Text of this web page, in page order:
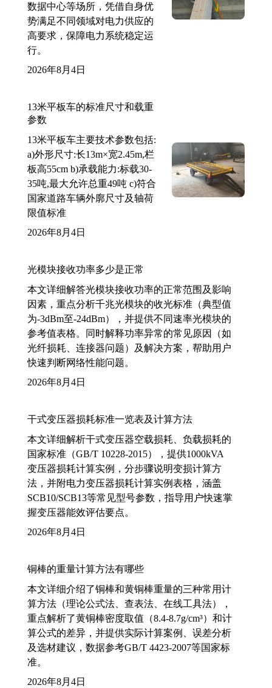
数据中心等场所，凭借自身优
势满足不同领域对电力供应的
高要求，保障电力系统稳定运
行。
2026年8月4日
13米平板车的标准尺寸和载重
参数
13米平板车主要技术参数包括:
a)外形尺寸:长13m×宽2.45m,栏
板高55cm b)承载能力:标载30-
35吨,最大允许总重49吨 c)符合
国家道路车辆外廓尺寸及轴荷
限值标准
2026年8月4日
光模块接收功率多少是正常
本文详细解答光模块接收功率的正常范围及影响
因素，重点分析千兆光模块的收光标准（典型值
为-3dBm至-24dBm），并提供不同速率光模块的
参考值表格。同时解释功率异常的常见原因（如
光纤损耗、连接器问题）及解决方案，帮助用户
快速判断网络性能问题。
2026年8月4日
干式变压器损耗标准一览表及计算方法
本文详细解析干式变压器空载损耗、负载损耗的
国家标准（GB/T 10228-2015），提供1000kVA
变压器损耗计算实例，分步骤说明变损计算方
法，并附电力变压器损耗计算实例表格，涵盖
SCB10/SCB13等常见型号参数，指导用户快速掌
握变压器能效评估要点。
2026年8月4日
铜棒的重量计算方法有哪些
本文详细介绍了铜棒和黄铜棒重量的三种常用计
算方法（理论公式法、查表法、在线工具法），
重点解析了黄铜棒密度取值（8.4-8.7g/cm³）和计
算公式的差异，并提供实际计算案例、误差分析
及选材建议，数据参考GB/T 4423-2007等国家标
准。
2026年8月4日